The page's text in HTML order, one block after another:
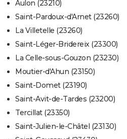
Aulon (23210)
Saint-Pardoux-d'Arnet (23260)
La Villetelle (23260)
Saint-Léger-Bridereix (23300)
La Celle-sous-Gouzon (23230)
Moutier-d'Ahun (23150)
Saint-Domet (23190)
Saint-Avit-de-Tardes (23200)
Tercillat (23350)
Saint-Julien-le-Châtel (23130)